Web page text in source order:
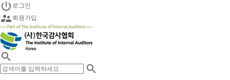
 로그인
 회원가입

